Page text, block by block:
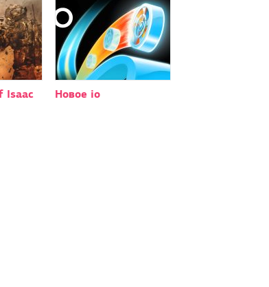
Isaac
Новое io